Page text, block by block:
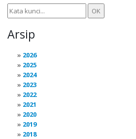
Arsip
2026
2025
2024
2023
2022
2021
2020
2019
2018